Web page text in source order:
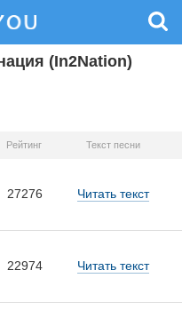
(In2Nation)
Рейтинг Текст песни
27276 Читать текст
22974 Читать текст